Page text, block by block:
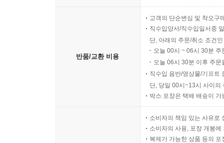
반품/교환 비용
고객의 단순변심 및 착오구
직수입양서/직수입일서중
단, 아래의 주문/취소 조건
오늘 00시 ~ 06시 30분
오늘 06시 30분 이후 주
직수입 음반/영상물/기프트
단, 당일 00시~13시 사이의
박스 포장은 택배 배송이
소비자의 책임 있는 사유로
소비자의 사용, 포장 개봉
복제가 가능한 상품 등의